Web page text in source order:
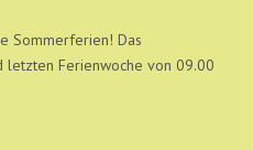
Sommerferien! Das
letzten Ferienwoche von 09.00